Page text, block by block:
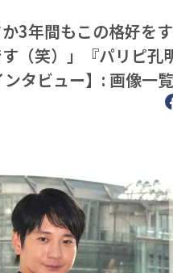
ツ
3年間もこの格好を
（笑）」『パリピ孔
タビュー】: 画像一覧